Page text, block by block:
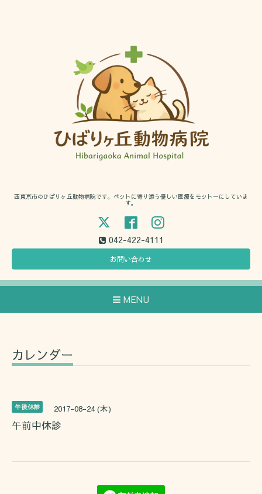
西東京市のひばりヶ丘動物病院です。ペットに寄り添う優しい医療をモットーにしていま
す。
042-422-4111
お問い合わせ
MENU
カレンダー
午後休診 2017-08-24 (木)
午前中休診